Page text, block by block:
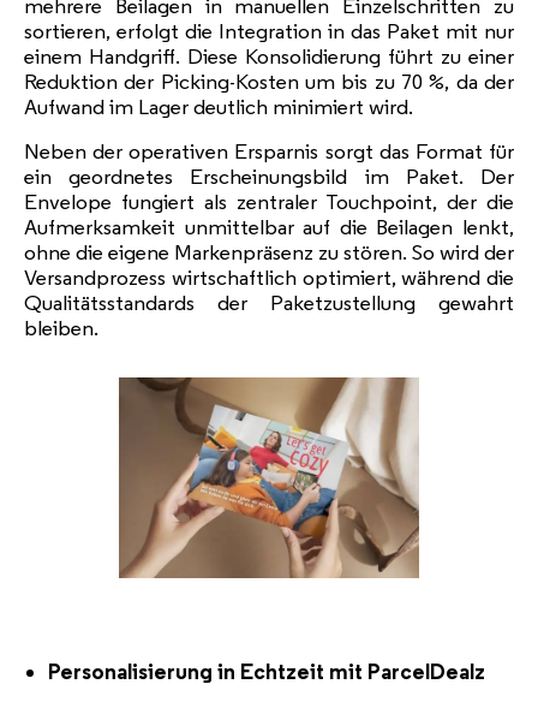
mehrere Beilagen in manuellen Einzelschritten zu
sortieren, erfolgt die Integration in das Paket mit nur
einem Handgriff. Diese Konsolidierung führt zu einer
Reduktion der Picking-Kosten um bis zu 70 %, da der
Aufwand im Lager deutlich minimiert wird.
Neben der operativen Ersparnis sorgt das Format für
ein geordnetes Erscheinungsbild im Paket. Der
Envelope fungiert als zentraler Touchpoint, der die
Aufmerksamkeit unmittelbar auf die Beilagen lenkt,
ohne die eigene Markenpräsenz zu stören. So wird der
Versandprozess wirtschaftlich optimiert, während die
Qualitätsstandards der Paketzustellung gewahrt
bleiben.
Personalisierung in Echtzeit mit ParcelDealz